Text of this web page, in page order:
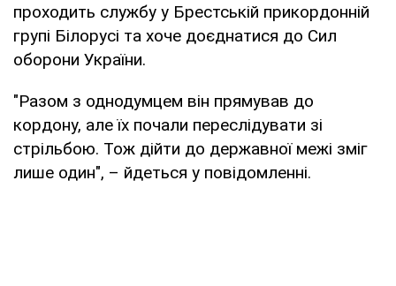
проходить службу у Брестській прикордонній
групі Білорусі та хоче доєднатися до Сил
оборони України.
"Разом з однодумцем він прямував до
кордону, але їх почали переслідувати зі
стрільбою. Тож дійти до державної межі зміг
лише один", – йдеться у повідомленні.